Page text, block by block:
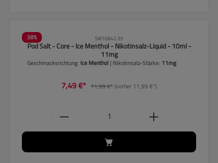
38% SW16842.35
Pod Salt - Core - Ice Menthol - Nikotinsalz-Liquid - 10ml -
11mg
Geschmacksrichtung: Ice Menthol | Nikotinsalz-Stärke: 11mg
7,49 €* 11,99 €*(vorher 11,99 €*)
Produkt Anzahl: Gib den